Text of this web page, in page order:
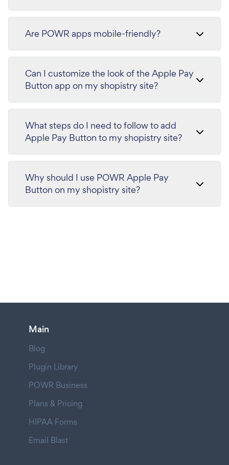
Are POWR apps mobile-friendly?
Can I customize the look of the Apple Pay
Button app on my shopistry site?
What steps do I need to follow to add
Apple Pay Button to my shopistry site?
Why should I use POWR Apple Pay
Button on my shopistry site?
Main
Blog
Plugin Library
POWR Business
Plans & Pricing
HIPAA Forms
Email Blast